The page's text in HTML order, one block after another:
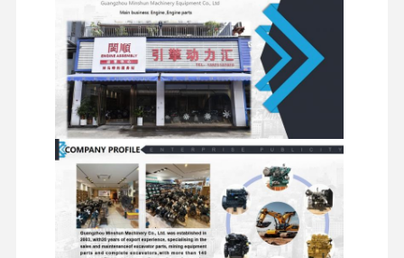
Bộ lắp ráp máy tăng áp
Các bộ phận động cơ khác
Hệ thống điều khiển điện tử
Các thành phần điện của động cơ
Hệ thống nhiên liệu động cơ
Phụ tùng thủy lực máy xúc
phụ tùng máy xúc
thành
phần
xoay
Van
phân
phối
Bộ máy di
chuyển
Các thành phần
khung gầm và phụ
kiện khác